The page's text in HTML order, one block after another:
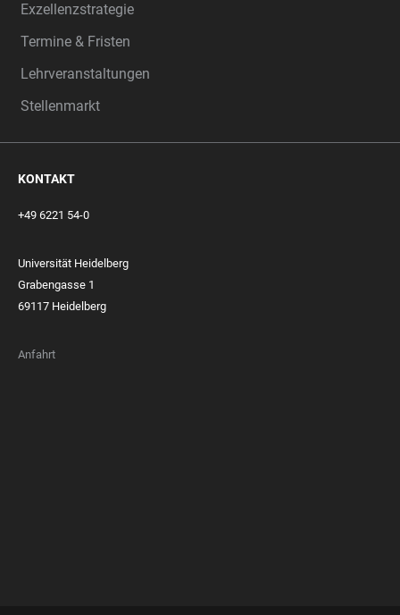
Exzellenzstrategie
Termine & Fristen
Lehrveranstaltungen
Stellenmarkt
KONTAKT
+49 6221 54-0
Universität Heidelberg
Grabengasse 1
69117 Heidelberg
Anfahrt